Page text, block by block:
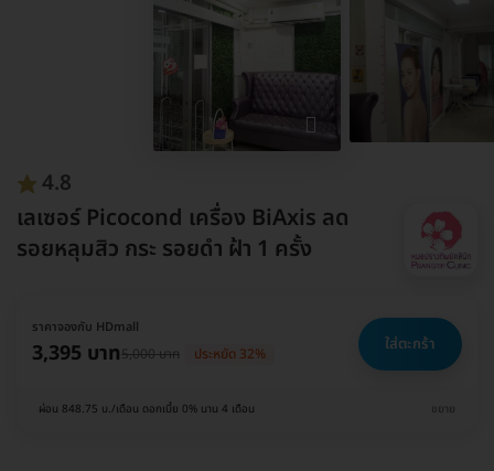
4.8
เลเซอร์ Picocond เครื่อง BiAxis ลด
รอยหลุมสิว กระ รอยดำ ฝ้า 1 ครั้ง
ราคาจองกับ HDmall
3,395 บาท5,000 บาท ประหยัด 32% ใส่ตะกร้า
ผ่อน 848.75 บ./เดือน ดอกเบี้ย 0% นาน 4 เดือน ขยาย